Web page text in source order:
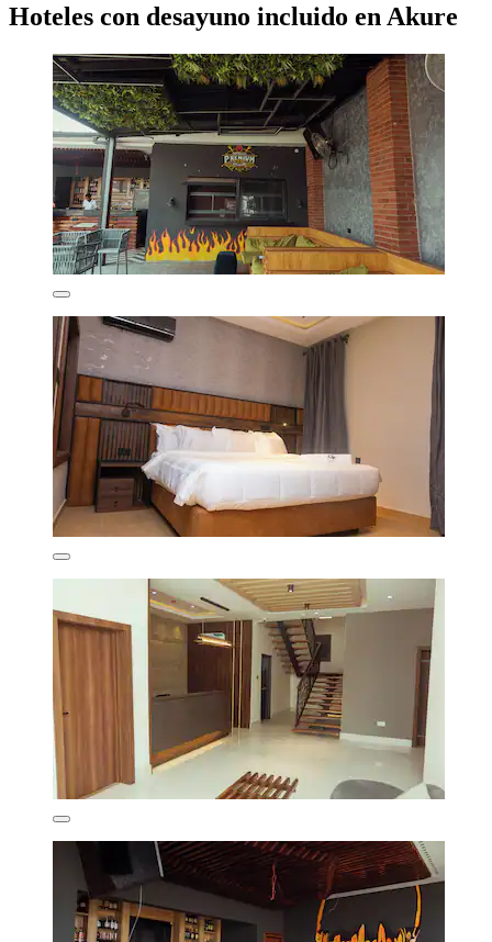
Hoteles con desayuno incluido en Akure